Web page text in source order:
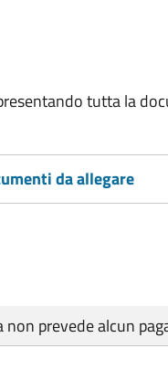
tutta la
da allegare
prevede alcun